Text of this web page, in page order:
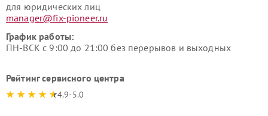
для юридических лиц
manager@fix-pioneer.ru
График работы:
ПН-ВСК с 9:00 до 21:00 без перерывов и выходных
Рейтинг сервисного центра
4.9-5.0